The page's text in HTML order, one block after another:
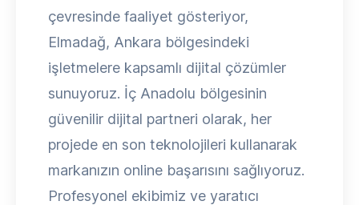
çevresinde faaliyet gösteriyor,
Elmadağ, Ankara bölgesindeki
işletmelere kapsamlı dijital çözümler
sunuyoruz. İç Anadolu bölgesinin
güvenilir dijital partneri olarak, her
projede en son teknolojileri kullanarak
markanızın online başarısını sağlıyoruz.
Profesyonel ekibimiz ve yaratıcı